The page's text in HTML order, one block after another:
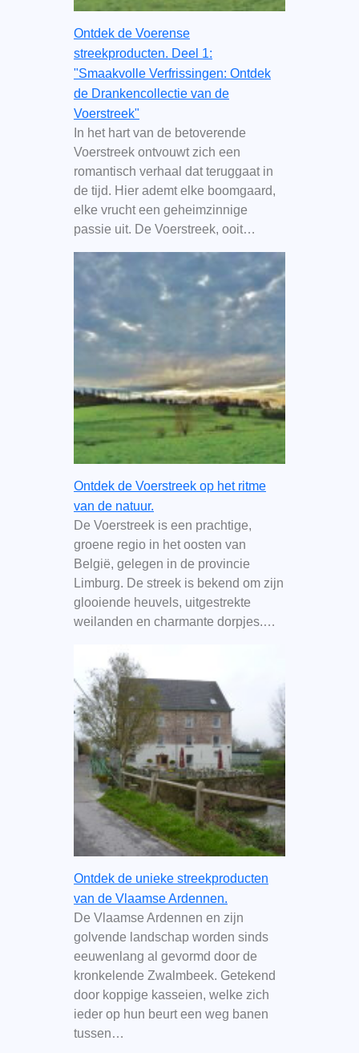
Ontdek de Voerense
streekproducten. Deel 1:
"Smaakvolle Verfrissingen: Ontdek
de Drankencollectie van de
Voerstreek"
In het hart van de betoverende
Voerstreek ontvouwt zich een
romantisch verhaal dat teruggaat in
de tijd. Hier ademt elke boomgaard,
elke vrucht een geheimzinnige
passie uit. De Voerstreek, ooit…
Ontdek de Voerstreek op het ritme
van de natuur.
De Voerstreek is een prachtige,
groene regio in het oosten van
België, gelegen in de provincie
Limburg. De streek is bekend om zijn
glooiende heuvels, uitgestrekte
weilanden en charmante dorpjes.…
Ontdek de unieke streekproducten
van de Vlaamse Ardennen.
De Vlaamse Ardennen en zijn
golvende landschap worden sinds
eeuwenlang al gevormd door de
kronkelende Zwalmbeek. Getekend
door koppige kasseien, welke zich
ieder op hun beurt een weg banen
tussen…